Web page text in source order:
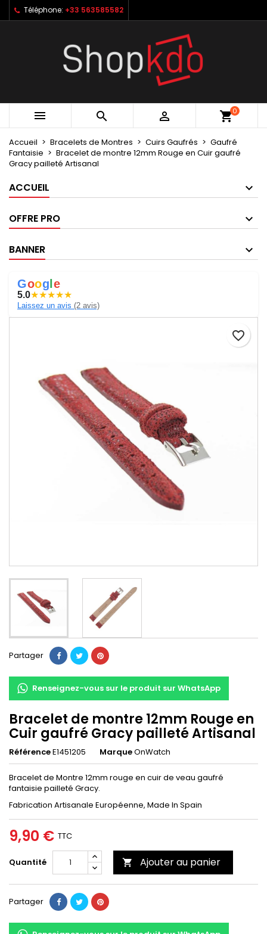
Téléphone: +33 563585582
   shopping_cart0
Accueil Bracelets de Montres Cuirs Gaufrés
Gaufré
Fantaisie
Bracelet de montre 12mm Rouge en Cuir gaufré
Gracy pailleté Artisanal
ACCUEIL
OFFRE PRO
BANNER
Goog e
5.0★★★★★
Laissez un avis (2 avis)
Partager
Renseignez-vous sur le produit sur WhatsApp
Bracelet de montre 12mm Rouge en
Cuir gaufré Gracy pailleté Artisanal
RéférenceE1451205 MarqueOnWatch
Bracelet de Montre 12mm rouge en cuir de veau gaufré
fantaisie pailleté Gracy.
Fabrication Artisanale Européenne, Made In Spain
9,90 € TTC
Quantité  Ajouter au panier
favorite_border
Partager
My wishlists ×
Create new list
Créer une liste d'envies ×
Nom de la liste d'envies
Annuler Créer une liste d'envies
Connexion ×
Vous devez être connecté pour ajouter des produits
à votre liste d'envies.
Annuler Connexion